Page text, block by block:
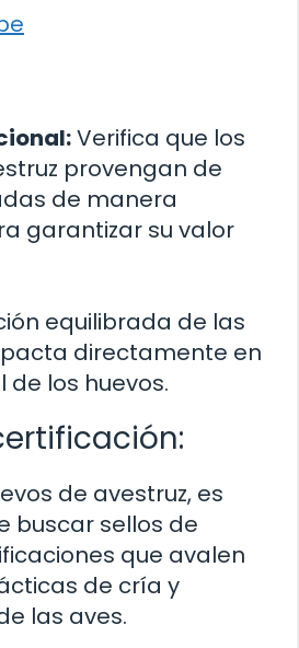
Verifica que los
provengan de
de manera
garantizar su valor
equilibrada de las
directamente en
los huevos.
de avestruz, es
buscar sellos de
que avalen
de cría y
las aves.